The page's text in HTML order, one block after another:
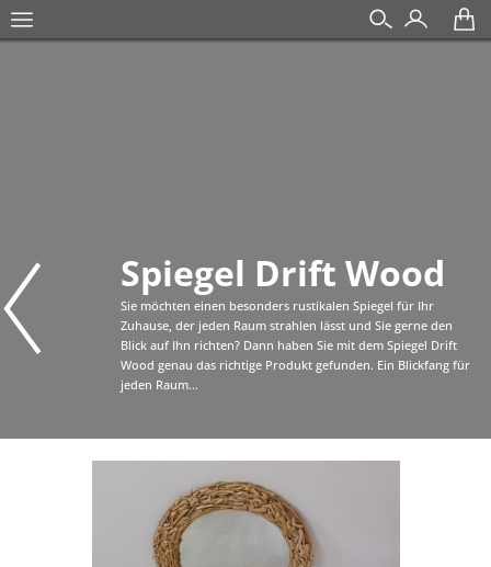
Spiegel Drift Wood
Sie möchten einen besonders rustikalen Spiegel für Ihr
Zuhause, der jeden Raum strahlen lässt und Sie gerne den
Blick auf Ihn richten? Dann haben Sie mit dem Spiegel Drift
Wood genau das richtige Produkt gefunden. Ein Blickfang für
jeden Raum...